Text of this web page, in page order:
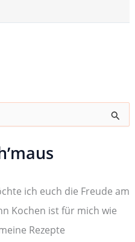
ich euch die Freude am
Kochen ist für mich wie
Rezepte